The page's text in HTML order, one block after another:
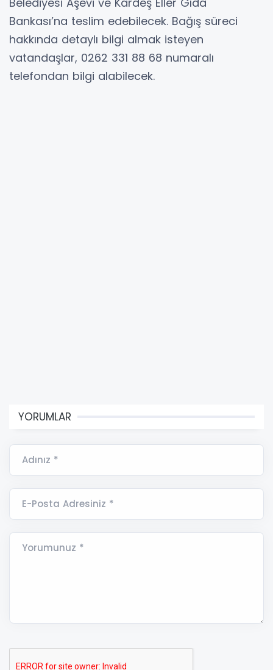
Bankası’na teslim edebilecek. Bağış süreci
hakkında detaylı bilgi almak isteyen
vatandaşlar, 0262 331 88 68 numaralı
telefondan bilgi alabilecek.
YORUMLAR
Adınız *
E-Posta Adresiniz *
Yorumunuz *